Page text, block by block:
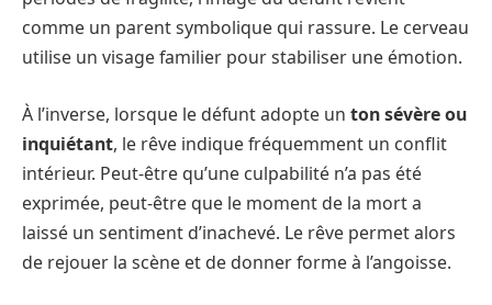
comme un parent symbolique qui rassure. Le cerveau
utilise un visage familier pour stabiliser une émotion.
À l’inverse, lorsque le défunt adopte un ton sévère ou
inquiétant, le rêve indique fréquemment un conflit
intérieur. Peut-être qu’une culpabilité n’a pas été
exprimée, peut-être que le moment de la mort a
laissé un sentiment d’inachevé. Le rêve permet alors
de rejouer la scène et de donner forme à l’angoisse.